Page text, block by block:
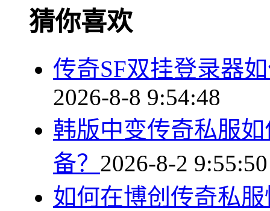
猜你喜欢
传奇SF双挂登录器
2026-8-8 9:54:48
韩版中变传奇私服
备？ 2026-8-2 9:55:50
如何在博创传奇私